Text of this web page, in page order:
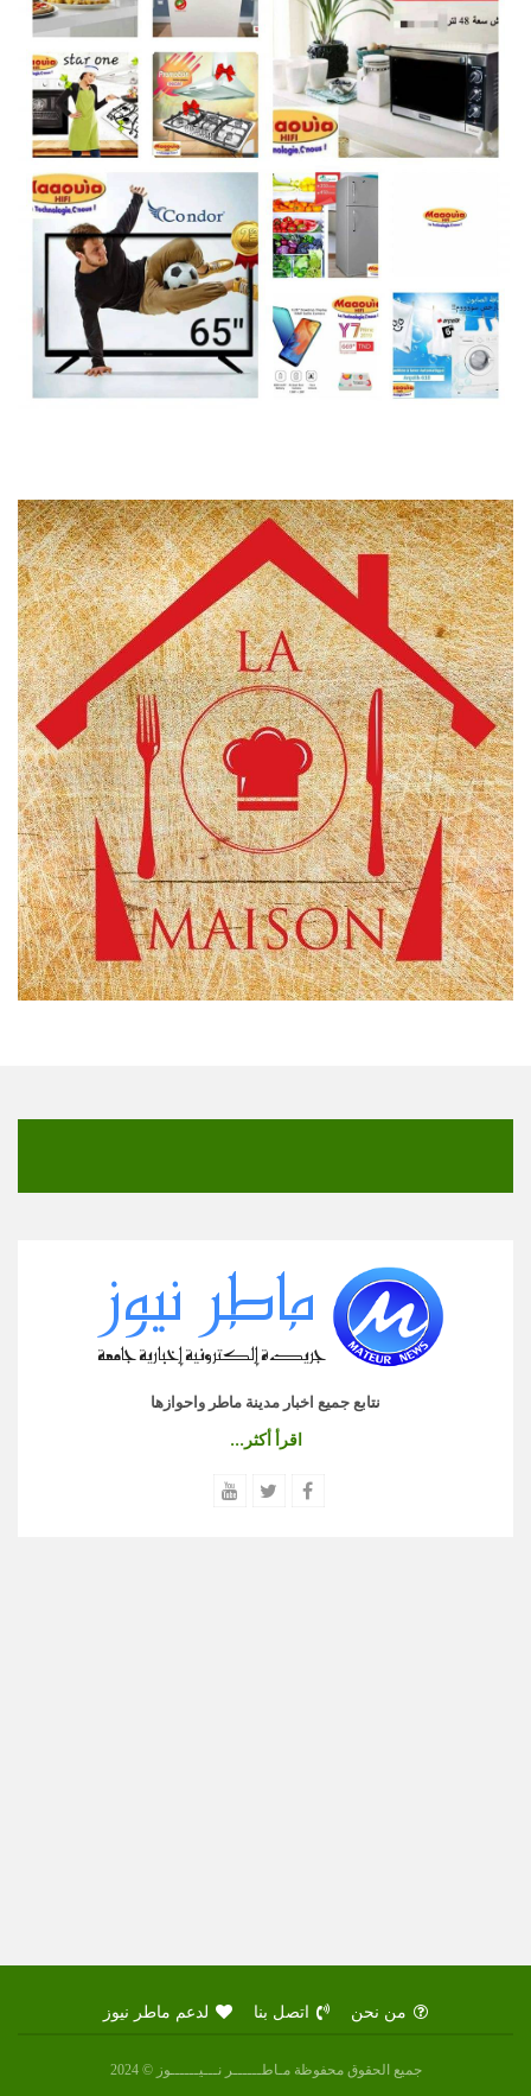
نتابع جميع اخبار مدينة ماطر واحوازها
اقرأ أكثر...
من نحن اتصل بنا لدعم ماطر نيوز
جميع الحقوق محفوظة مـاطــــــر نـــيــــــوز © 2024